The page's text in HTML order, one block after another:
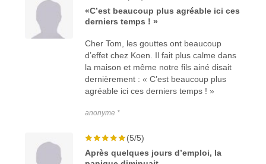
«C’est beaucoup plus agréable ici ces
derniers temps ! »
Cher Tom, les gouttes ont beaucoup
d’effet chez Koen. Il fait plus calme dans
la maison et même notre fils ainé disait
dernièrement : « C’est beaucoup plus
agréable ici ces derniers temps ! »
anonyme *
(5/5)
Après quelques jours d’emploi, la